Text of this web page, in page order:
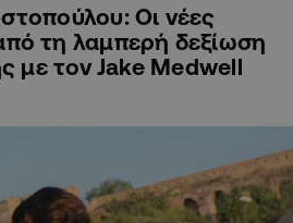
Οι νέες
τη λαμπερή δεξίωση
με τον Jake Medwell